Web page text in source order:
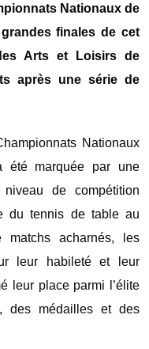
Nationaux de
finales de cet
Arts et Loisirs de
après une série de
Nationaux
été marquée par une
de compétition
du tennis de table au
matchs acharnés, les
leur habileté et leur
leur place parmi l’élite
des médailles et des